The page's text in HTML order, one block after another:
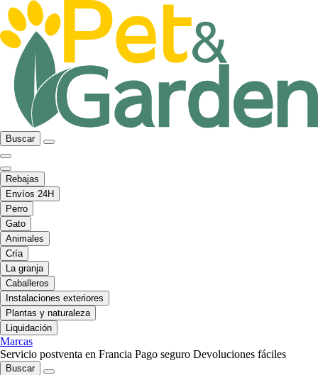
Buscar
Rebajas
Envíos 24H
Perro
Gato
Animales
Cría
La granja
Caballeros
Instalaciones exteriores
Plantas y naturaleza
Liquidación
Marcas
Servicio postventa en Francia Pago seguro Devoluciones fáciles
Buscar